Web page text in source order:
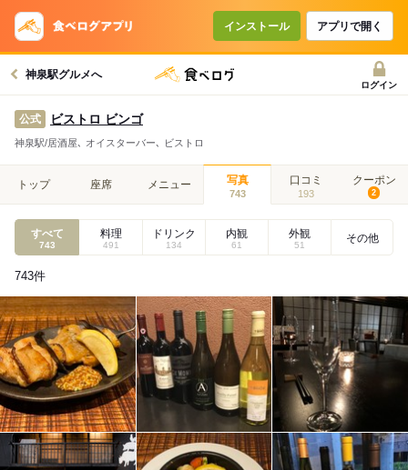
インストール アプリで開く
神泉駅グルメへ
ログイン
公式 ビストロ ビンゴ
神泉駅/居酒屋､ オイスターバー､ ビストロ
トップ 座席 メニュー 写真
743
口コミ
193
クーポン
2
すべて
743
料理
491
ドリンク
134
内観
61
外観
51
その他
743件